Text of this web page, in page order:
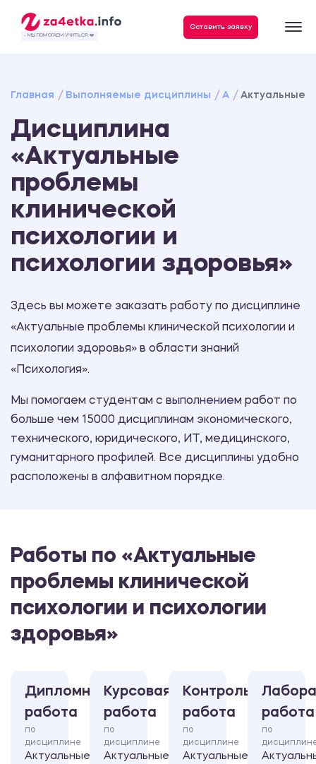
- МЫ ПОМОГАЕМ УЧИТЬСЯ ❤️
Оставить заявку
Главная Выполняемые дисциплины А Актуальные
Дисциплина
«Актуальные
проблемы
клинической
психологии и
психологии здоровья»
Здесь вы можете заказать работу по дисциплине
«Актуальные проблемы клинической психологии и
психологии здоровья» в области знаний
«Психология».
Мы помогаем студентам с выполнением работ по
больше чем 15000 дисциплинам экономического,
технического, юридического, ИТ, медицинского,
гуманитарного профилей. Все дисциплины удобно
расположены в алфавитном порядке.
Работы по «Актуальные
проблемы клинической
психологии и психологии
здоровья»
Дипломная
работа
по
дисциплине
Актуальные
Курсовая
работа
по
дисциплине
Актуальные
Контрольная
работа
по
дисциплине
Актуальные
работа
по